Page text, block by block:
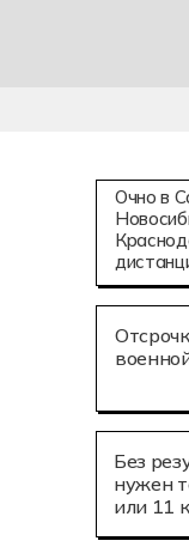
Без
нужен
или 11
Очно в